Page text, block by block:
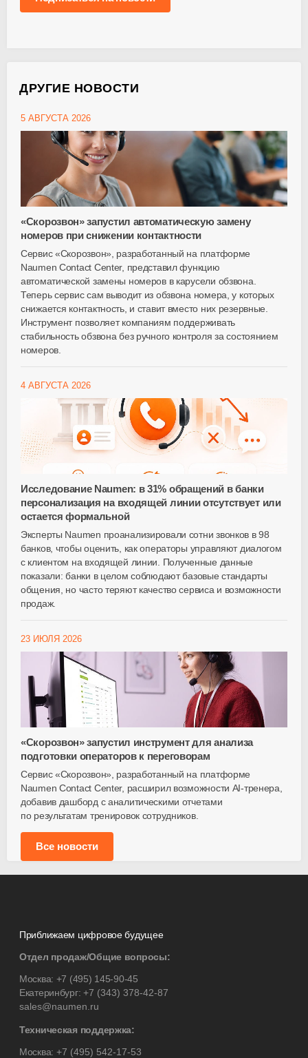
ДРУГИЕ НОВОСТИ
5 АВГУСТА 2026
«Скорозвон» запустил автоматическую замену
номеров при снижении контактности
Сервис «Скорозвон», разработанный на платформе
Naumen Contact Center, представил функцию
автоматической замены номеров в карусели обзвона.
Теперь сервис сам выводит из обзвона номера, у которых
снижается контактность, и ставит вместо них резервные.
Инструмент позволяет компаниям поддерживать
стабильность обзвона без ручного контроля за состоянием
номеров.
4 АВГУСТА 2026
Исследование Naumen: в 31% обращений в банки
персонализация на входящей линии отсутствует или
остается формальной
Эксперты Naumen проанализировали сотни звонков в 98
банков, чтобы оценить, как операторы управляют диалогом
с клиентом на входящей линии. Полученные данные
показали: банки в целом соблюдают базовые стандарты
общения, но часто теряют качество сервиса и возможности
продаж.
23 ИЮЛЯ 2026
«Скорозвон» запустил инструмент для анализа
подготовки операторов к переговорам
Сервис «Скорозвон», разработанный на платформе
Naumen Contact Center, расширил возможности AI-тренера
добавив дашборд с аналитическими отчетами
по результатам тренировок сотрудников.
Все новости
Приближаем цифровое будущее
Отдел продаж/Общие вопросы:
Москва: +7 (495) 145-90-45
Екатеринбург:+7 (343) 378-42-87
sales@naumen.ru
Техническая поддержка:
Москва: +7 (495) 542-17-53